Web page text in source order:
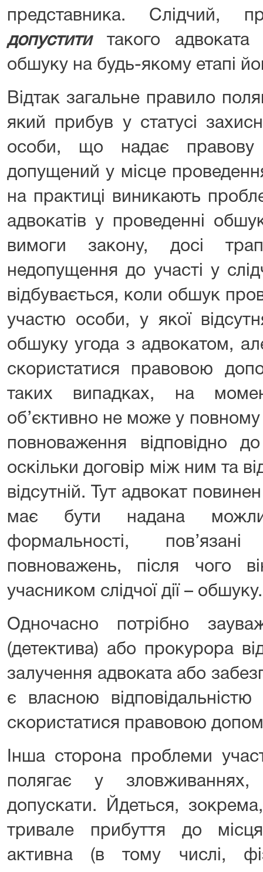
представника. Слідчий,
допустититакого адвоката
обшуку на будь-якому етапі
Відтак загальне правило
який прибув у статусі
особи, що надає
допущений у місце
на практиці виникають
адвокатів у проведенні
вимоги закону, досі
недопущення до участі у
відбувається, коли обшук
участю особи, у якої
обшуку угода з адвокатом,
скористатися правовою
таких випадках, на
об’єктивно не може у повному
повноваження відповідно
оскільки договір між ним та
відсутній. Тут адвокат
має бути надана
формальності,
повноважень, після чого
учасником слідчої дії –
Одночасно потрібно
(детектива) або прокурора
залучення адвоката або
є власною
скористатися правовою
Інша сторона проблеми
полягає у
допускати. Йдеться,
тривале прибуття до
активна (в тому числі,